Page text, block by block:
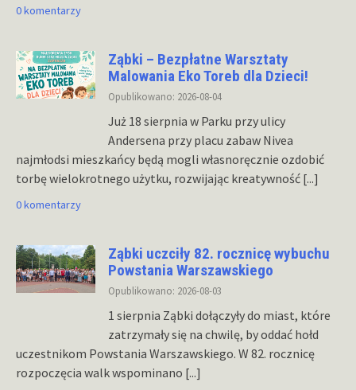
0 komentarzy
Ząbki – Bezpłatne Warsztaty
Malowania Eko Toreb dla Dzieci!
Opublikowano: 2026-08-04
Już 18 sierpnia w Parku przy ulicy
Andersena przy placu zabaw Nivea
najmłodsi mieszkańcy będą mogli własnoręcznie ozdobić
torbę wielokrotnego użytku, rozwijając kreatywność [...]
0 komentarzy
Ząbki uczciły 82. rocznicę wybuchu
Powstania Warszawskiego
Opublikowano: 2026-08-03
1 sierpnia Ząbki dołączyły do miast, które
zatrzymały się na chwilę, by oddać hołd
uczestnikom Powstania Warszawskiego. W 82. rocznicę
rozpoczęcia walk wspominano [...]